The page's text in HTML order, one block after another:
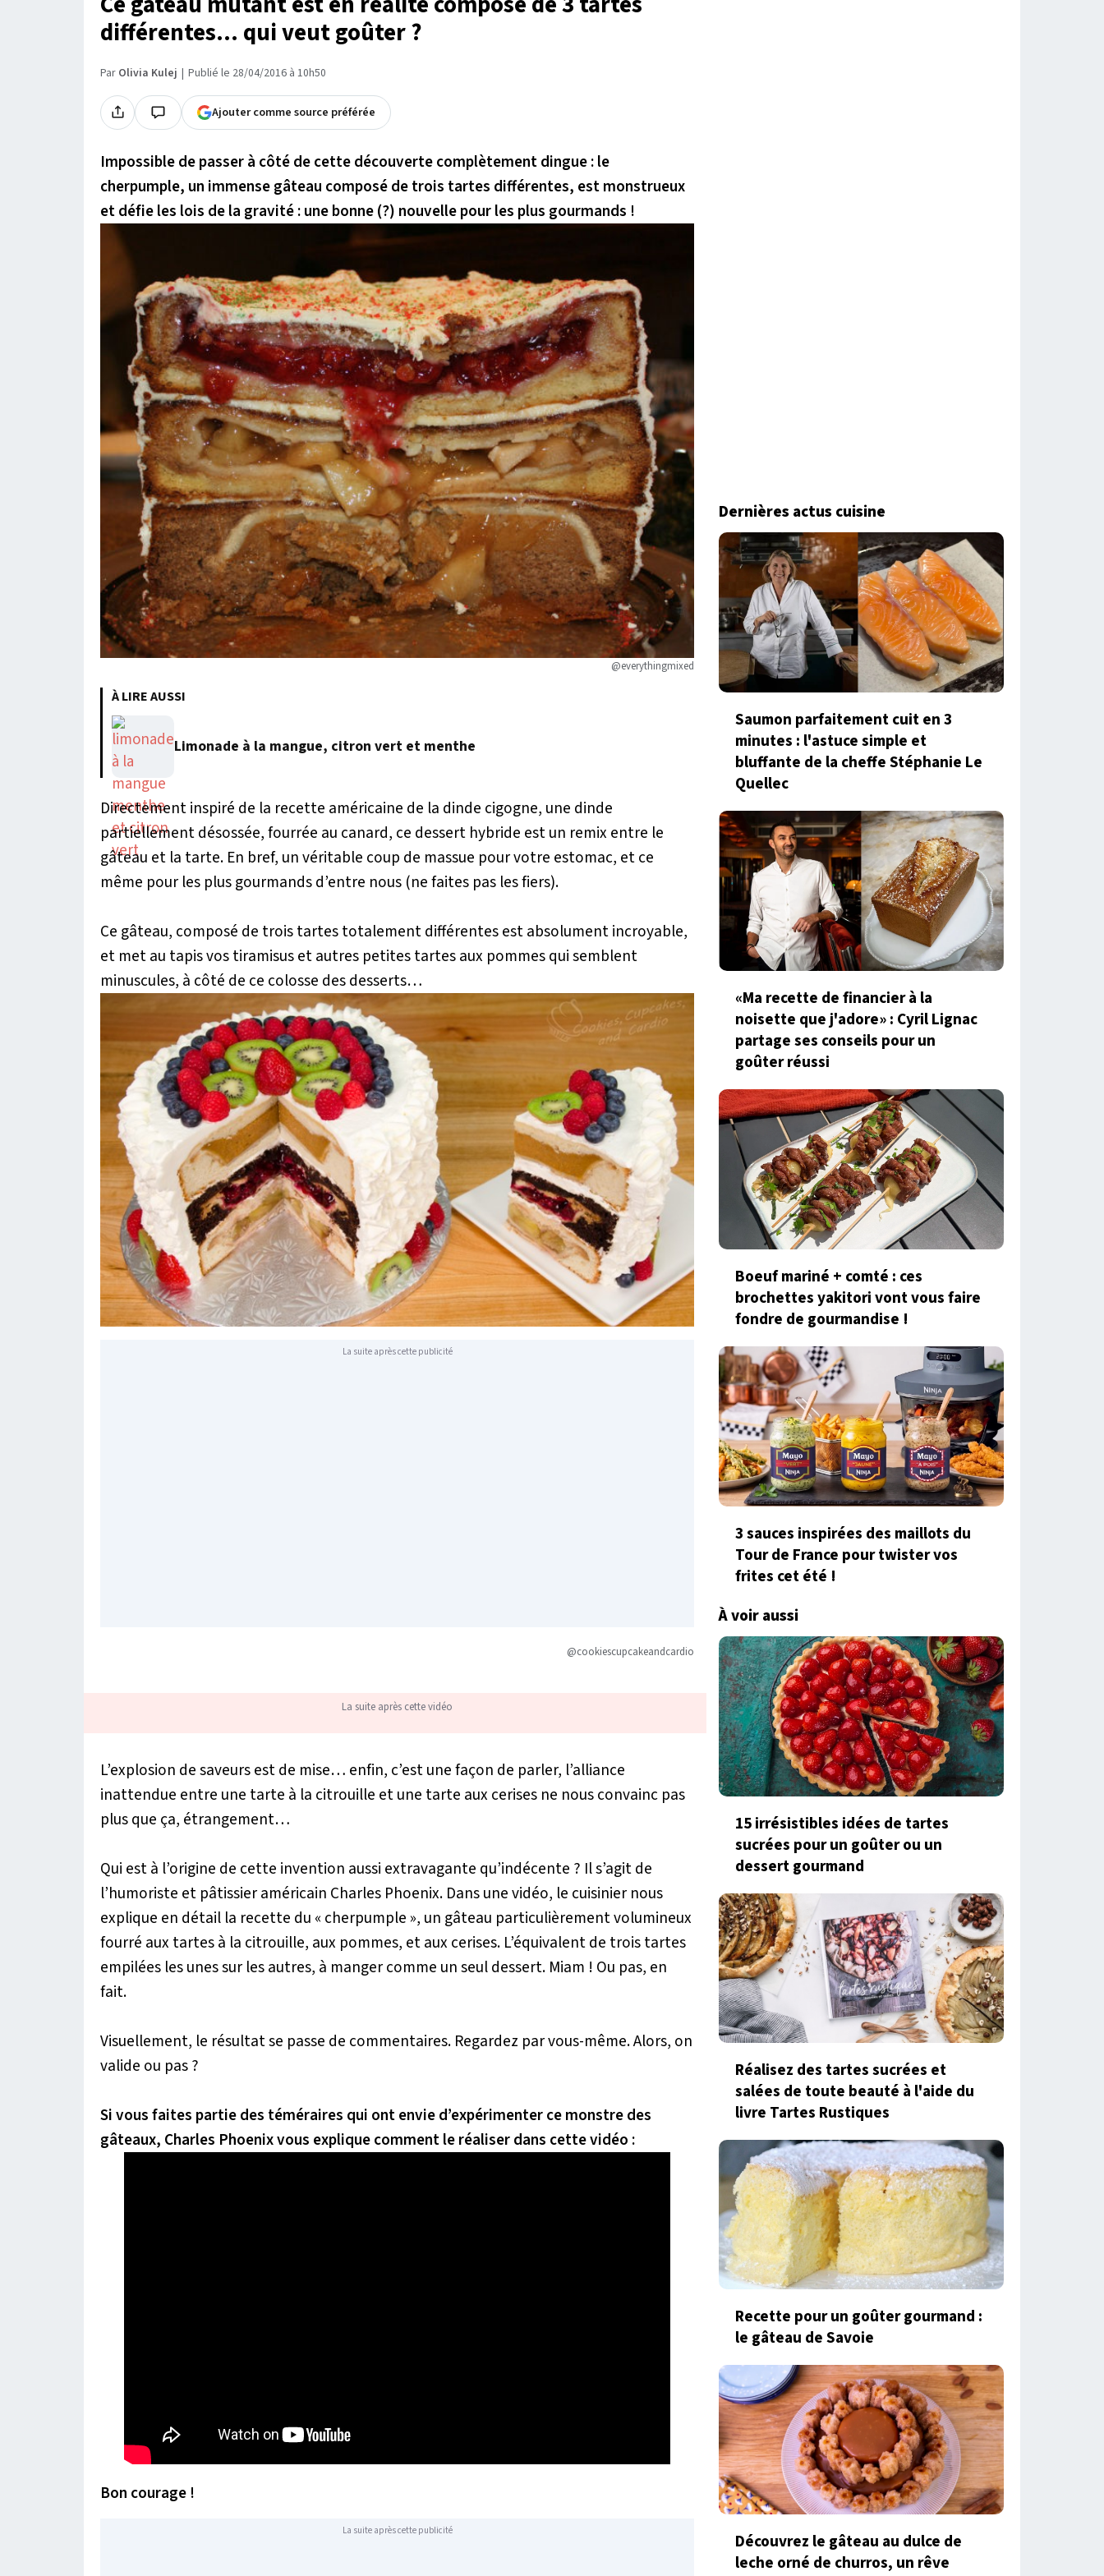
différentes... qui veut goûter ?
Par Olivia Kulej Publié le 28/04/2016 à 10h50
Ajouter comme source préférée
Impossible de passer à côté de cette découverte complètement dingue : le
cherpumple, un immense gâteau composé de trois tartes différentes, est monstrueux
et défie les lois de la gravité : une bonne (?) nouvelle pour les plus gourmands !
@everythingmixed
À LIRE AUSSI
Limonade à la mangue, citron vert et menthe
Directement inspiré de la recette américaine de la dinde cigogne, une dinde
partiellement désossée, fourrée au canard, ce dessert hybride est un remix entre le
gâteau et la tarte. En bref, un véritable coup de massue pour votre estomac, et ce
même pour les plus gourmands d’entre nous (ne faites pas les fiers).
Ce gâteau, composé de trois tartes totalement différentes est absolument incroyable,
et met au tapis vos tiramisus et autres petites tartes aux pommes qui semblent
minuscules, à côté de ce colosse des desserts…
La suite après cette publicité
@cookiescupcakeandcardio
La suite après cette vidéo
L’explosion de saveurs est de mise… enfin, c’est une façon de parler, l’alliance
inattendue entre une tarte à la citrouille et une tarte aux cerises ne nous convainc pas
plus que ça, étrangement…
Qui est à l’origine de cette invention aussi extravagante qu’indécente ? Il s’agit de
l’humoriste et pâtissier américain Charles Phoenix. Dans une vidéo, le cuisinier nous
explique en détail la recette du « cherpumple », un gâteau particulièrement volumineux
fourré aux tartes à la citrouille, aux pommes, et aux cerises. L’équivalent de trois tartes
empilées les unes sur les autres, à manger comme un seul dessert. Miam ! Ou pas, en
fait.
Visuellement, le résultat se passe de commentaires. Regardez par vous-même. Alors, on
valide ou pas ?
Si vous faites partie des téméraires qui ont envie d’expérimenter ce monstre des
gâteaux, Charles Phoenix vous explique comment le réaliser dans cette vidéo :
Bon courage !
La suite après cette publicité
Dernières actus cuisine
Saumon parfaitement cuit en 3
minutes : l'astuce simple et
bluffante de la cheffe Stéphanie Le
Quellec
«Ma recette de financier à la
noisette que j'adore» : Cyril Lignac
partage ses conseils pour un
goûter réussi
Boeuf mariné + comté : ces
brochettes yakitori vont vous faire
fondre de gourmandise !
3 sauces inspirées des maillots du
Tour de France pour twister vos
frites cet été !
À voir aussi
15 irrésistibles idées de tartes
sucrées pour un goûter ou un
dessert gourmand
Réalisez des tartes sucrées et
salées de toute beauté à l'aide du
livre Tartes Rustiques
Recette pour un goûter gourmand :
le gâteau de Savoie
Découvrez le gâteau au dulce de
leche orné de churros, un rêve